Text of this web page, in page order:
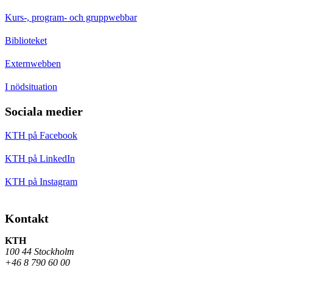
Kurs-, program- och gruppwebbar
Biblioteket
Externwebben
I nödsituation
Sociala medier
KTH på Facebook
KTH på LinkedIn
KTH på Instagram
Kontakt
KTH
100 44 Stockholm
+46 8 790 60 00